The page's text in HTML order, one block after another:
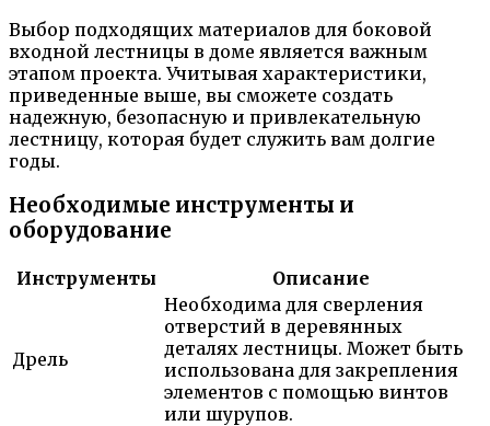
Выбор подходящих материалов для боковой
входной лестницы в доме является важным
этапом проекта. Учитывая характеристики,
приведенные выше, вы сможете создать
надежную, безопасную и привлекательную
лестницу, которая будет служить вам долгие
годы.
Необходимые инструменты и
оборудование
Инструменты Описание
Дрель
Необходима для сверления
отверстий в деревянных
деталях лестницы. Может быть
использована для закрепления
элементов с помощью винтов
или шурупов.